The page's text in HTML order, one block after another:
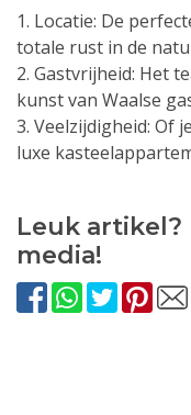
1. Locatie: De
totale rust in de
2. Gastvrijheid: Het
kunst van Waalse
3. Veelzijdigheid: Of
luxe
Leuk artikel?
media!